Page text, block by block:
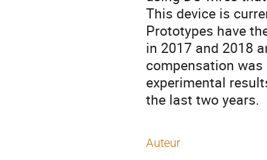
This device is
Prototypes have
in 2017 and 2018
compensation
experimental
the last two years.
Auteur